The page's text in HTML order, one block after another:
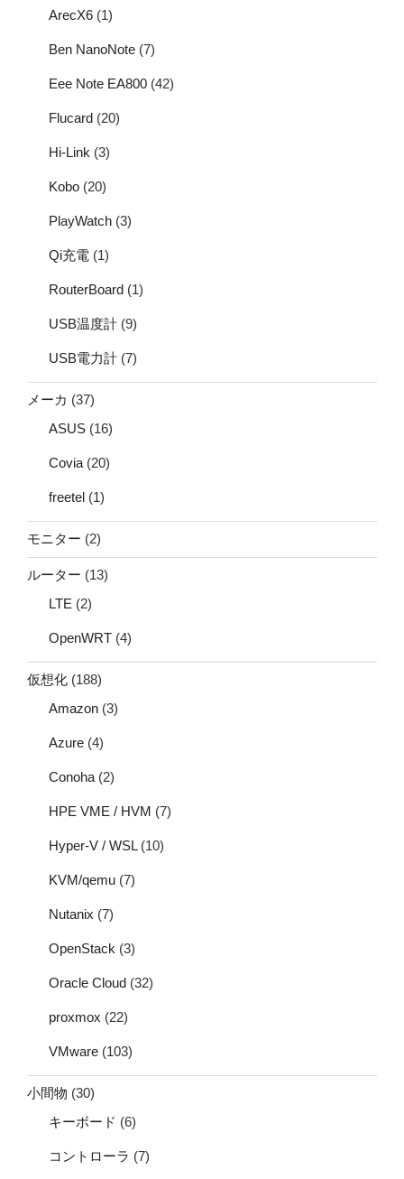
ArecX6 (1)
Ben NanoNote (7)
Eee Note EA800 (42)
Flucard (20)
Hi-Link (3)
Kobo (20)
PlayWatch (3)
Qi充電 (1)
RouterBoard (1)
USB温度計 (9)
USB電力計 (7)
メーカ (37)
ASUS (16)
Covia (20)
freetel (1)
モニター (2)
ルーター (13)
LTE (2)
OpenWRT (4)
仮想化 (188)
Amazon (3)
Azure (4)
Conoha (2)
HPE VME / HVM (7)
Hyper-V / WSL(10)
KVM/qemu (7)
Nutanix (7)
OpenStack (3)
Oracle Cloud (32)
proxmox (22)
VMware (103)
小間物 (30)
キーボード (6)
コントローラ (7)